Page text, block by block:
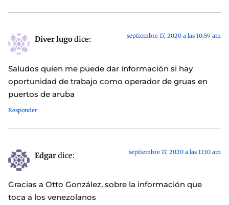
Diver lugodice: septiembre 17, 2020 a las 10:59 am
Saludos quien me puede dar información si hay
oportunidad de trabajo como operador de gruas en
puertos de aruba
Responder
Edgardice: septiembre 17, 2020 a las 11:10 am
Gracias a Otto González, sobre la información que
toca a los venezolanos